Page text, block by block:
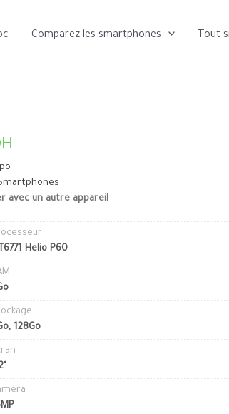
Comparez les smartphones Tout
avec un autre appareil
Helio P60
128Go